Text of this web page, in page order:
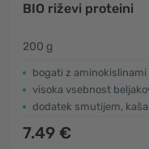
BIO riževi proteini
200 g
bogati z aminokislinami
visoka vsebnost
dodatek smutijem, kašam, soku …
7.49 €